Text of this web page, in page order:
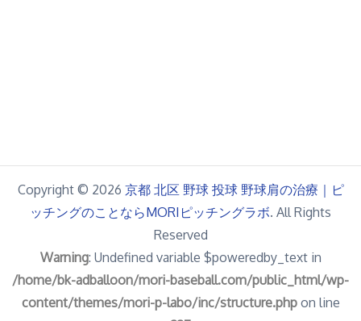
Copyright © 2026 京都 北区 野球 投球 野球肩の治療｜ピ
ッチングのことならMORIピッチングラボ. All Rights
Reserved
Warning: Undefined variable $poweredby_text in
/home/bk-adballoon/mori-baseball.com/public_html/wp-
content/themes/mori-p-labo/inc/structure.phpon line